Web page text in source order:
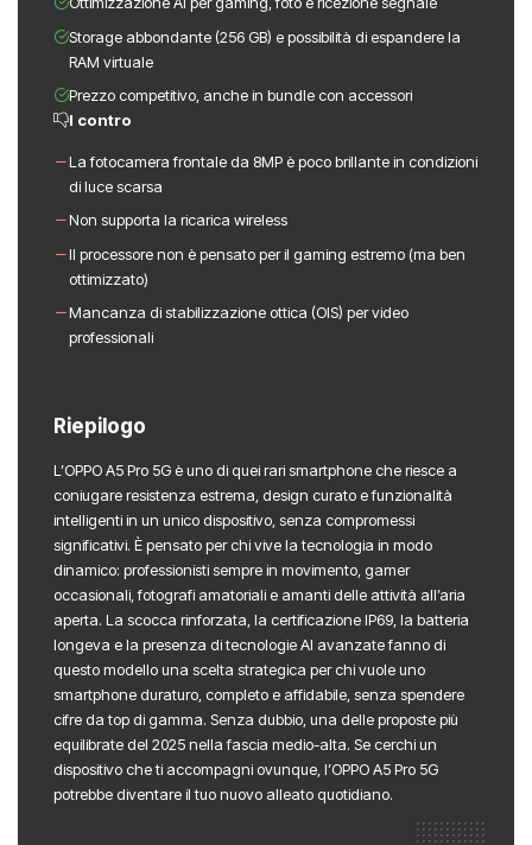
Storage abbondante (256 GB) e possibilità di espandere la
RAM virtuale
Prezzo competitivo, anche in bundle con accessori
I contro
La fotocamera frontale da 8MP è poco brillante in condizioni
di luce scarsa
Non supporta la ricarica wireless
Il processore non è pensato per il gaming estremo (ma ben
ottimizzato)
Mancanza di stabilizzazione ottica (OIS) per video
professionali
Riepilogo
L’OPPO A5 Pro 5G è uno di quei rari smartphone che riesce a
coniugare resistenza estrema, design curato e funzionalità
intelligenti in un unico dispositivo, senza compromessi
significativi. È pensato per chi vive la tecnologia in modo
dinamico: professionisti sempre in movimento, gamer
occasionali, fotografi amatoriali e amanti delle attività all’aria
aperta. La scocca rinforzata, la certificazione IP69, la batteria
longeva e la presenza di tecnologie AI avanzate fanno di
questo modello una scelta strategica per chi vuole uno
smartphone duraturo, completo e affidabile, senza spendere
cifre da top di gamma. Senza dubbio, una delle proposte più
equilibrate del 2025 nella fascia medio-alta. Se cerchi un
dispositivo che ti accompagni ovunque, l’OPPO A5 Pro 5G
potrebbe diventare il tuo nuovo alleato quotidiano.